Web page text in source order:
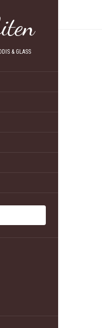
& GLASS